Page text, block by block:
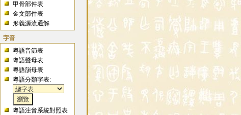
甲骨部件表
金文部件表
形義源流通解
字音
粵語音節表
粵語聲母表
粵語韻母表
粵語分類字表:
粵語注音系統對照表